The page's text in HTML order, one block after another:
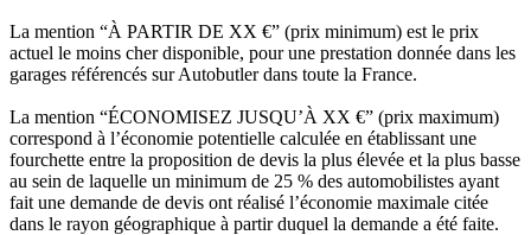
La mention “À PARTIR DE XX €” (prix minimum) est le prix
actuel le moins cher disponible, pour une prestation donnée dans les
garages référencés sur Autobutler dans toute la France.
La mention “ÉCONOMISEZ JUSQU’À XX €” (prix maximum)
correspond à l’économie potentielle calculée en établissant une
fourchette entre la proposition de devis la plus élevée et la plus basse
au sein de laquelle un minimum de 25 % des automobilistes ayant
fait une demande de devis ont réalisé l’économie maximale citée
dans le rayon géographique à partir duquel la demande a été faite.